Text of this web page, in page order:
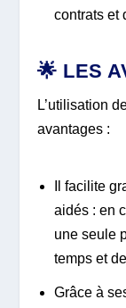
contrats et
🌟 LES
L’utilisation
avantages :
Il facilite
aidés : en
une seule
temps et
Grâce à